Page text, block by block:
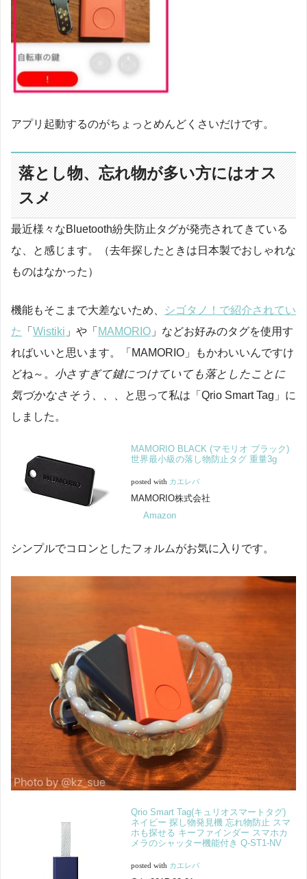
アプリ起動するのがちょっとめんどくさいだけです。
落とし物、忘れ物が多い方にはオス
スメ
最近様々なBluetooth紛失防止タグが発売されてきている
な、と感じます。（去年探したときは日本製でおしゃれな
ものはなかった）
機能もそこまで大差ないため、
シゴタノ！で紹介されてい
た
「Wistiki 」や「MAMORIO 」などお好みのタグを使用す
ればいいと思います。「MAMORIO」もかわいいんですけ
どね～。 小さすぎて鍵につけていても落としたことに
気づかなさそう、、、
と思って私は「Qrio Smart Tag」に
しました。
MAMORIO BLACK (マモリオ ブラック)
世界最小級の落し物防止タグ 重量3g
posted with カエレバ
MAMORIO株式会社
Amazon
シンプルでコロンとしたフォルムがお気に入りです。
Qrio Smart Tag(キュリオスマートタグ)
ネイビー 探し物発見機 忘れ物防止 スマ
ホも探せる キーファインダー スマホカ
メラのシャッター機能付き Q-ST1-NV
posted with カエレバ